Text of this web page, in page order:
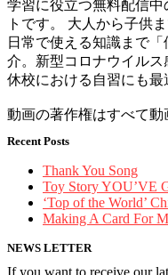
学習に役立つ無料配信
トです。 大人から子供
日常で使える知識まで
介。新型コロナウイル
休校における自習にも最
動画の著作権はすべて動
Recent Posts
Thank You Song
Toy Story YOU’VE
‘Top of the World’
Making A Card For
NEWS LETTER